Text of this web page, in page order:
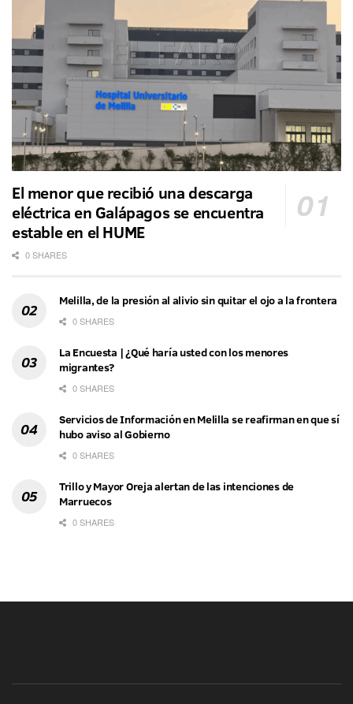
El menor que recibió una descarga
eléctrica en Galápagos se encuentra
estable en el HUME
0 SHARES
Melilla, de la presión al alivio sin quitar el ojo a la frontera
0 SHARES
La Encuesta | ¿Qué haría usted con los menores
migrantes?
0 SHARES
Servicios de Información en Melilla se reafirman en que sí
hubo aviso al Gobierno
0 SHARES
Trillo y Mayor Oreja alertan de las intenciones de
Marruecos
0 SHARES